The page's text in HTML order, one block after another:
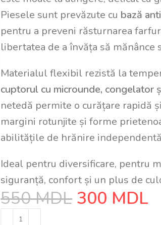
Piesele sunt prevăzute cu bază
pentru a preveni răsturnarea
libertatea de a învăța să mănânce
Materialul flexibil rezistă la
cuptorul cu microunde, congelator
netedă permite o curățare rapidă
margini rotunjite și forme
abilitățile de hrănire
Ideal pentru diversificare, pentru
siguranță, confort și un plus de
550MDL 300 MDL